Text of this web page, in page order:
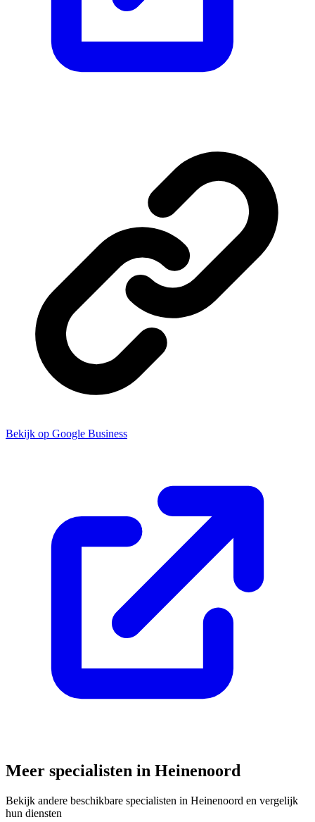
Bekijk op Google Business
Meer specialisten in Heinenoord
Bekijk andere beschikbare specialisten in Heinenoord en vergelijk
hun diensten